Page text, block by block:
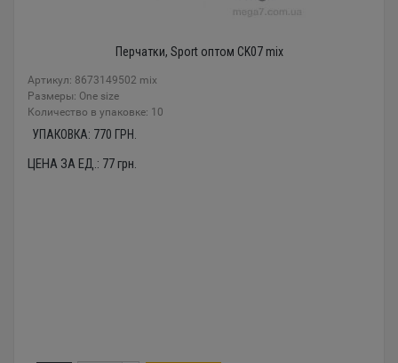
Перчатки, Sport оптом CK07 mix
Артикул: 8673149502 mix
Размеры: One size
Количество в упаковке: 10
УПАКОВКА: 770 ГРН.
ЦЕНА ЗА ЕД.: 77грн.